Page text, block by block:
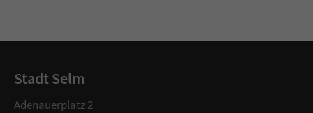
Stadt Selm
Adenauerplatz 2